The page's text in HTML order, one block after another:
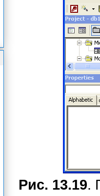
Рис. 13.19.